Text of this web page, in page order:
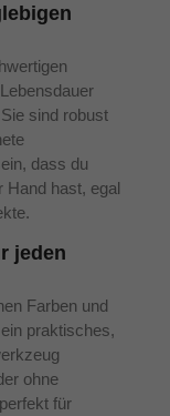
sind robust
dass du
Hand hast, egal
jeden
Farben und
praktisches,
ohne
für